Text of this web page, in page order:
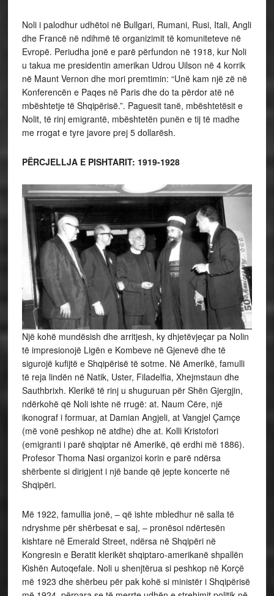
Noli i palodhur udhëtoi në Bullgari, Rumani, Rusi, Itali, Angli
dhe Francë në ndihmë të organizimit të komuniteteve në
Evropë. Periudha jonë e parë përfundon në 1918, kur Noli
u takua me presidentin amerikan Udrou Uilson në 4 korrik
në Maunt Vernon dhe mori premtimin: “Unë kam një zë në
Konferencën e Paqes në Paris dhe do ta përdor atë në
mbështetje të Shqipërisë.”. Paguesit tanë, mbështetësit e
Nolit, të rinj emigrantë, mbështetën punën e tij të madhe
me rrogat e tyre javore prej 5 dollarësh.
PËRCJELLJA E PISHTARIT: 1919-1928
Një kohë mundësish dhe arritjesh, ky dhjetëvjeçar pa Nolin
të impresionojë Ligën e Kombeve në Gjenevë dhe të
sigurojë kufijtë e Shqipërisë të sotme. Në Amerikë, famulli
të reja lindën në Natik, Uster, Filadelfia, Xhejmstaun dhe
Sauthbrixh. Klerikë të rinj u shuguruan për Shën Gjergjin,
ndërkohë që Noli ishte në rrugë: at. Naum Cëre, një
ikonograf i formuar, at Damian Angjeli, at Vangjel Çamçe
(më vonë peshkop në atdhe) dhe at. Kolli Kristofori
(emigranti i parë shqiptar në Amerikë, që erdhi më 1886).
Profesor Thoma Nasi organizoi korin e parë ndërsa
shërbente si dirigjent i një bande që jepte koncerte në
Shqipëri.
Më 1922, famullia jonë, – që ishte mbledhur në salla të
ndryshme për shërbesat e saj, – pronësoi ndërtesën
kishtare në Emerald Street, ndërsa në Shqipëri në
Kongresin e Beratit klerikët shqiptaro-amerikanë shpallën
Kishën Autoqefale. Noli u shenjtërua si peshkop në Korçë
më 1923 dhe shërbeu për pak kohë si ministër i Shqipërisë